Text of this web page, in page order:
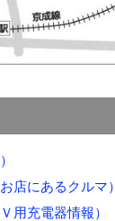
店にあるクルマ）
用充電器情報）